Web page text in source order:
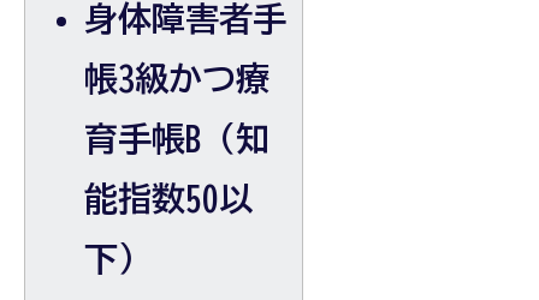
身体障害者手
帳3級かつ療
育手帳B（知
能指数50以
下）